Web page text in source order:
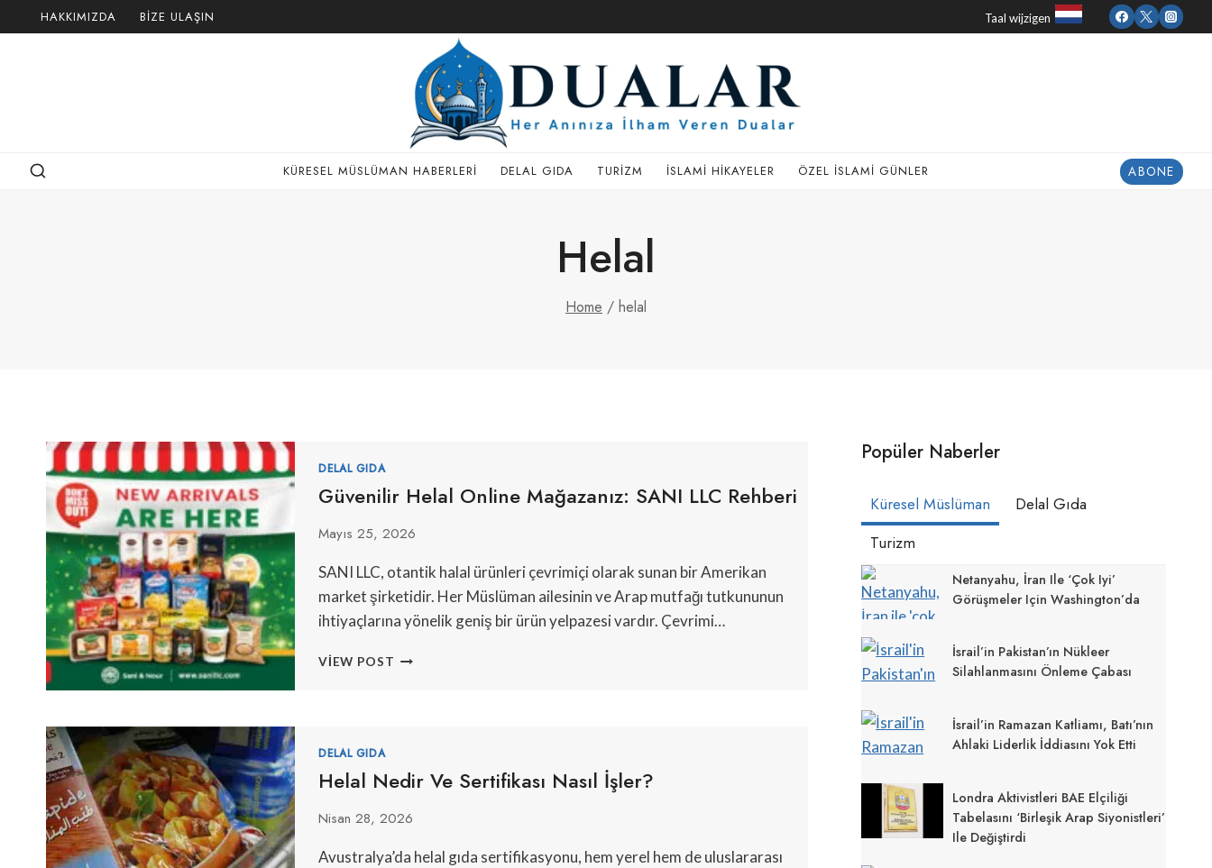
to
HAKKIMIZDA BIZE ULAŞIN Taal wijzigen
KÜRESEL MÜSLÜMAN HABERLERI DELAL GIDA TURIZM İSLAMI HIKAYELER ÖZEL İSLAMI GÜNLER ABONE
Helal
Home / helal
DELAL GIDA
Güvenilir Helal Online Mağazanız: SANI LLC Rehberi
Mayıs 25, 2026
SANI LLC, otantik halal ürünleri çevrimiçi olarak sunan bir Amerikan
market şirketidir. Her Müslüman ailesinin ve Arap mutfağı tutkununun
ihtiyaçlarına yönelik geniş bir ürün yelpazesi vardır. Çevrimi…
VIEW POST GÜVENILIR
REHBERI
DELAL GIDA
Helal Nedir Ve Sertifikası Nasıl İşler?
Nisan 28, 2026
Avustralya’da helal gıda sertifikasyonu, hem yerel hem de uluslararası
Popüler Naberler
Küresel Müslüman
Delal Gıda
Turizm
Netanyahu, İran Ile ‘çok Iyi’
Görüşmeler Için Washington’da
İsrail’in Pakistan’ın Nükleer
Silahlanmasını Önleme Çabası
İsrail’in Ramazan Katliamı, Batı’nın
Ahlaki Liderlik İddiasını Yok Etti
Londra Aktivistleri BAE Elçiliği
Tabelasını ‘Birleşik Arap Siyonistleri’
Ile Değiştirdi